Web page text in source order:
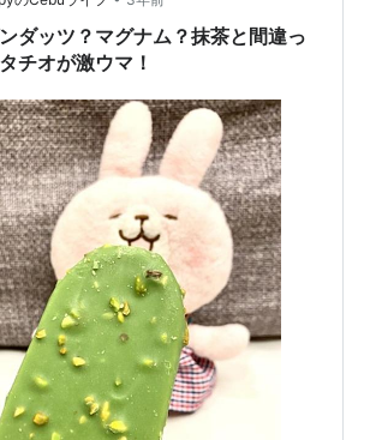
ダッツ？マグナム？抹茶と間違っ
チオが激ウマ！